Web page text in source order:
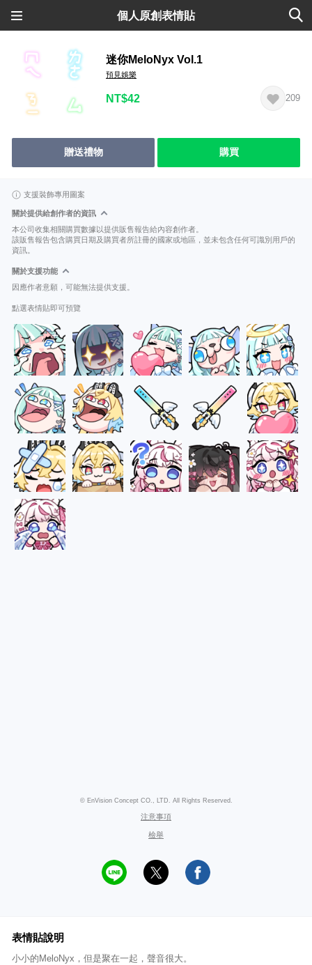
個人原創表情貼
迷你MeloNyx Vol.1
預見娛樂
NT$42 209
贈送禮物 購買
支援裝飾專用圖案
關於提供給創作者的資訊
本公司收集相關購買數據以提供販售報告給內容創作者。
該販售報告包含購買日期及購買者所註冊的國家或地區，並未包含任何可識別用戶的
資訊。
關於支援功能
因應作者意願，可能無法提供支援。
點選表情貼即可預覽
© EnVision Concept CO., LTD. All Rights Reserved.
注意事項
檢舉
表情貼說明
小小的MeloNyx，但是聚在一起，聲音很大。